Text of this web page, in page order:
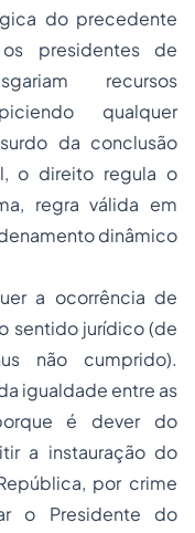
do precedente
presidentes de
recursos
qualquer
da conclusão
o direito regula o
regra válida em
dinâmico
a ocorrência de
sentido jurídico (de
não cumprido).
igualdade entre as
é dever do
a instauração do
por crime
o Presidente do